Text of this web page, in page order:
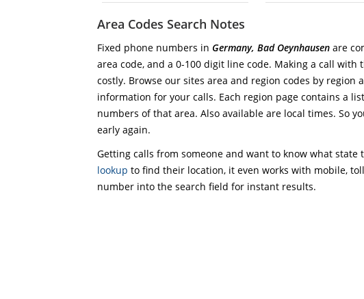
Area Codes Search Notes
Fixed phone numbers in Germany, Bad Oeynhausen are
area code, and a 0-100 digit line code. Making a call
costly. Browse our sites area and region codes by region
information for your calls. Each region page contains a
numbers of that area. Also available are local times. So
early again.
Getting calls from someone and want to know what state
lookup to find their location, it even works with mobile,
number into the search field for instant results.